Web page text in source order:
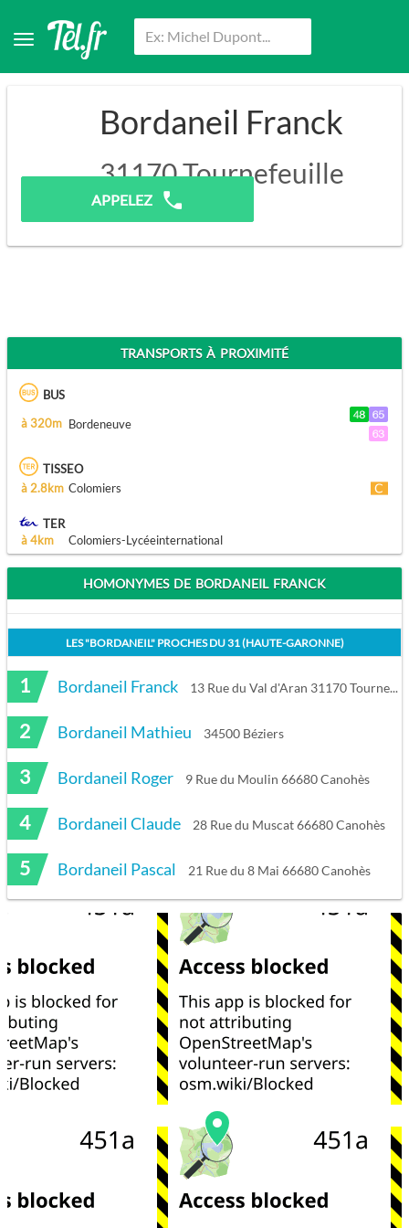
Bordaneil Franck
31170Tournefeuille
APPELEZ
TRANSPORTS À PROXIMITÉ
BUS
à 320m Bordeneuve
TISSEO
à 2.8km Colomiers
TER
à 4km
Colomiers-Lycéeinternational
HOMONYMES DE BORDANEIL FRANCK
LES "BORDANEIL" PROCHES DU31 (HAUTE-GARONNE)
1 Bordaneil Franck 13 Rue du Val d'Aran 31170 Tournefeuille
2 Bordaneil Mathieu 34500 Béziers
3 Bordaneil Roger 9 Rue du Moulin 66680 Canohès
4 Bordaneil Claude 28 Rue du Muscat 66680 Canohès
5 Bordaneil Pascal 21 Rue du 8 Mai 66680 Canohès